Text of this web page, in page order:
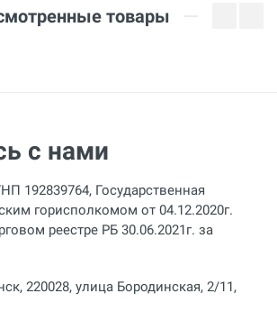
товары
с нами
192839764, Государственная
горисполкомом от 04.12.2020г.
реестре РБ 30.06.2021г. за
, 220028, улица Бородинская, 2/11,